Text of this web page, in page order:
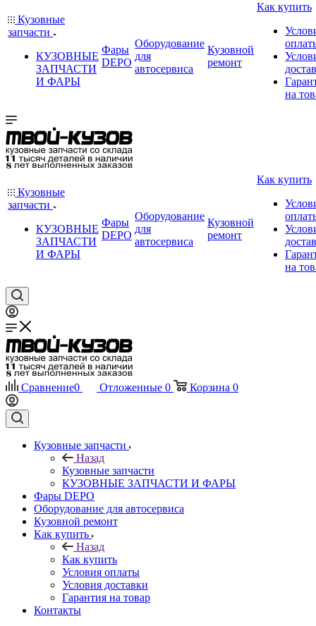
Кузовные
запчасти
КУЗОВНЫЕ
ЗАПЧАСТИ
И ФАРЫ
Фары
DEPO
Оборудование
для
автосервиса
Кузовной
ремонт
Как купить
на
Кузовные
запчасти
КУЗОВНЫЕ
ЗАПЧАСТИ
И ФАРЫ
Фары
DEPO
Оборудование
для
автосервиса
Кузовной
ремонт
Как купить
на
Сравнение0 Отложенные 0 Корзина 0
Кузовные запчасти
Назад
Кузовные запчасти
КУЗОВНЫЕ ЗАПЧАСТИ И ФАРЫ
Фары DEPO
Оборудование для автосервиса
Кузовной ремонт
Как купить
Назад
Как купить
Условия оплаты
Условия доставки
Гарантия на товар
Контакты